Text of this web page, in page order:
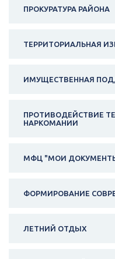
ПРОКУРАТУРА РАЙОНА
ТЕРРИТОРИАЛЬНАЯ
ИМУЩЕСТВЕННАЯ
ПРОТИВОДЕЙСТВИЕ
НАРКОМАНИИ
МФЦ "МОИ
ФОРМИРОВАНИЕ
ЛЕТНИЙ ОТДЫХ